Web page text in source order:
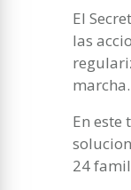
El
las
marcha.
En
24